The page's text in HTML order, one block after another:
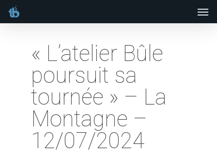
Skip
to
« L’atelier Bûle
poursuit sa
tournée » – La
Montagne –
12/07/2024